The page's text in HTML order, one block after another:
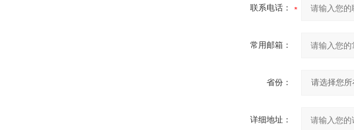
联系电话：
常用邮箱：
省份：
详细地址：